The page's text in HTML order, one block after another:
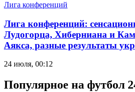
Лига конференций
Лига конференций:
Лудогорца, Хиберниана и
Аякса, разные результаты
24 июля, 00:12
Популярное на футбол